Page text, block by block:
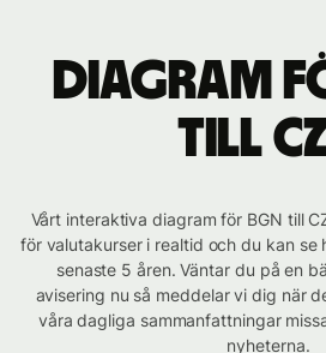
Diagram
till
Vårt interaktiva diagram för BGN till
för valutakurser i realtid och du kan se
senaste 5 åren. Väntar du på en
avisering nu så meddelar vi dig när
våra dagliga sammanfattningar
nyheterna.